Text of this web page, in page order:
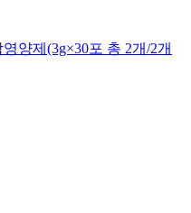
양제(3g×30포 총 2개/2개